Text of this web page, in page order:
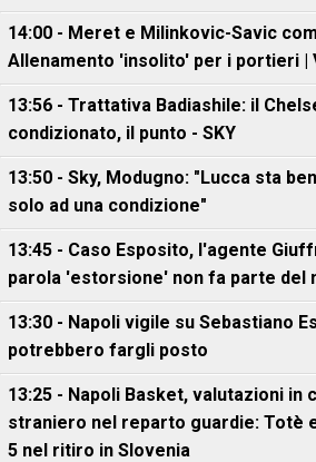
14:00 - Meret e Milinkovic-Savic
Allenamento 'insolito' per i portieri |
13:56 - Trattativa Badiashile: il
condizionato, il punto - SKY
13:50 - Sky, Modugno: "Lucca sta
solo ad una condizione"
13:45 - Caso Esposito, l'agente
parola 'estorsione' non fa parte del
13:30 - Napoli vigile su Sebastiano
potrebbero fargli posto
13:25 - Napoli Basket, valutazioni in
straniero nel reparto guardie: Totè
5 nel ritiro in Slovenia